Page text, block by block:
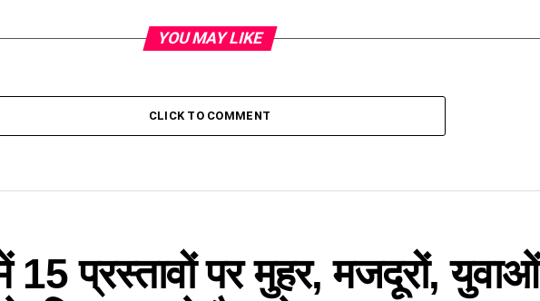
YOU MAY LIKE
CLICK TO COMMENT
15 प्रस्तावों पर मुहर, मजदूरों, युवाओं